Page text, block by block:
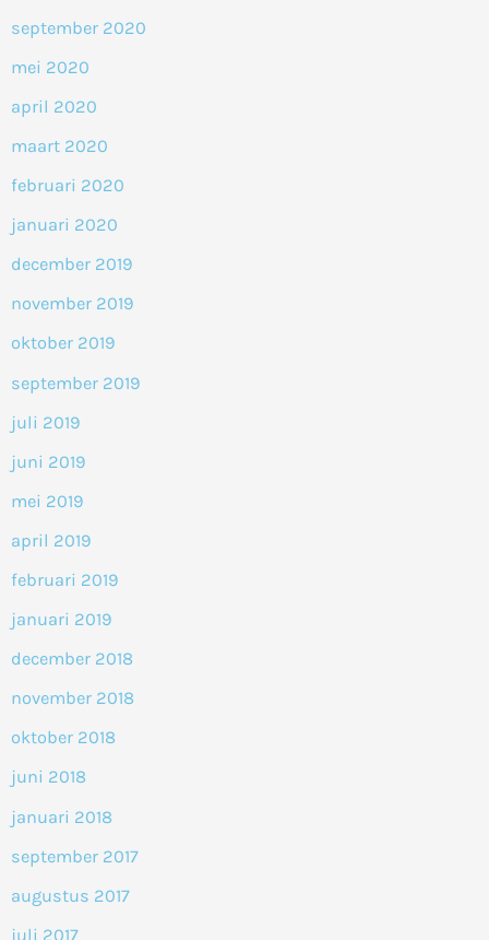
september 2020
mei 2020
april 2020
maart 2020
februari 2020
januari 2020
december 2019
november 2019
oktober 2019
september 2019
juli 2019
juni 2019
mei 2019
april 2019
februari 2019
januari 2019
december 2018
november 2018
oktober 2018
juni 2018
januari 2018
september 2017
augustus 2017
juli 2017